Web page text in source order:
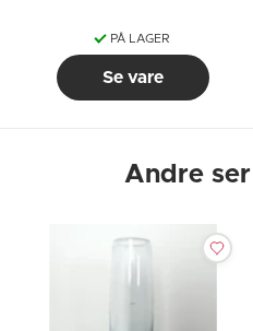
PÅ LAGER
Se vare
Andre